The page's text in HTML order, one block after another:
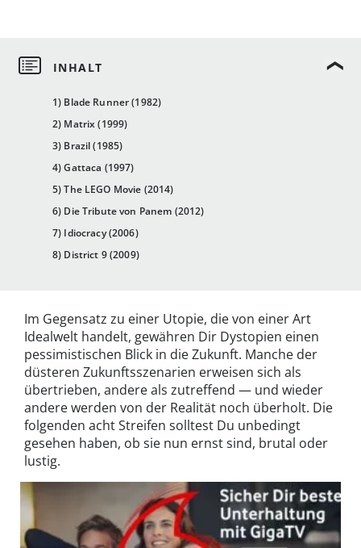
1) Blade Runner (1982)
2) Matrix (1999)
3) Brazil (1985)
4) Gattaca (1997)
5) The LEGO Movie (2014)
6) Die Tribute von Panem (2012)
7) Idiocracy (2006)
8) District 9 (2009)
Im Gegensatz zu einer Utopie, die von einer Art
Idealwelt handelt, gewähren Dir Dystopien einen
pessimistischen Blick in die Zukunft. Manche der
düsteren Zukunftsszenarien erweisen sich als
übertrieben, andere als zutreffend — und wieder
andere werden von der Realität noch überholt. Die
folgenden acht Streifen solltest Du unbedingt
gesehen haben, ob sie nun ernst sind, brutal oder
lustig.